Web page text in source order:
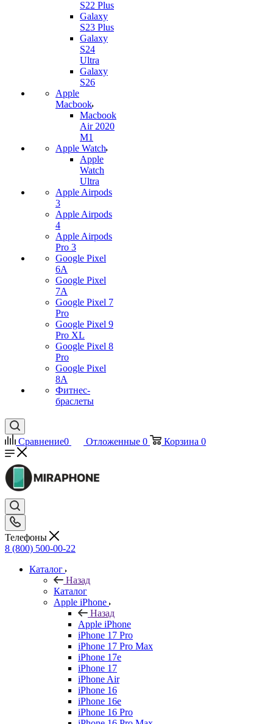
S22 Plus
Galaxy
S23 Plus
Galaxy
S24
Ultra
Galaxy
S26
Apple
Macbook
Macbook
Air 2020
M1
Apple Watch
Apple
Watch
Ultra
Apple Airpods
3
Apple Airpods
4
Apple Airpods
Pro 3
Google Pixel
6A
Google Pixel
7А
Google Pixel 7
Pro
Google Pixel 9
Pro XL
Google Pixel 8
Pro
Google Pixel
8A
Фитнес-
браслеты
Сравнение0 Отложенные 0 Корзина 0
Телефоны
8 (800) 500-00-22
Каталог
Назад
Каталог
Apple iPhone
Назад
Apple iPhone
iPhone 17 Pro
iPhone 17 Pro Max
iPhone 17e
iPhone 17
iPhone Air
iPhone 16
iPhone 16e
iPhone 16 Pro